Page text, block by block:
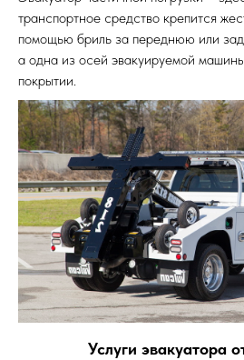
транспортное средство крепится
помощью бриль за переднюю или
а одна из осей эвакуируемой
покрытии.
Услуги эвакуатора